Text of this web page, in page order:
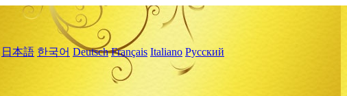
日本語 한국어 Deutsch Français Italiano Русский